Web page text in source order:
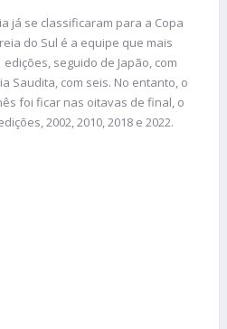
já se classificaram para a Copa
do Sul é a equipe que mais
seguido de Japão, com
Saudita, com seis. No entanto, o
foi ficar nas oitavas de final, o
2002, 2010, 2018 e 2022.